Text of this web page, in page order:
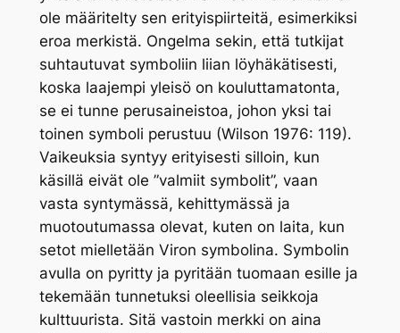
ole määritelty sen erityispiirteitä, esimerkiksi
eroa merkistä. Ongelma sekin, että tutkijat
suhtautuvat symboliin liian löyhäkätisesti,
koska laajempi yleisö on kouluttamatonta,
se ei tunne perusaineistoa, johon yksi tai
toinen symboli perustuu (Wilson 1976: 119).
Vaikeuksia syntyy erityisesti silloin, kun
käsillä eivät ole ”valmiit symbolit”, vaan
vasta syntymässä, kehittymässä ja
muotoutumassa olevat, kuten on laita, kun
setot mielletään Viron symbolina. Symbolin
avulla on pyritty ja pyritään tuomaan esille ja
tekemään tunnetuksi oleellisia seikkoja
kulttuurista. Sitä vastoin merkki on aina